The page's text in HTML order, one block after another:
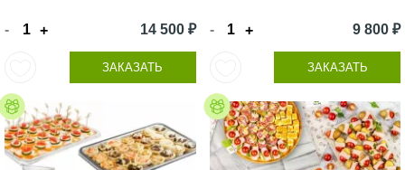
- + 14 500 ₽
ЗАКАЗАТЬ
- + 9 800 ₽
ЗАКАЗАТЬ